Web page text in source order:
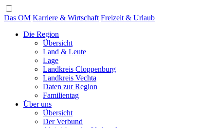
Das OM Karriere & Wirtschaft Freizeit & Urlaub
Die Region
Übersicht
Land & Leute
Lage
Landkreis Cloppenburg
Landkreis Vechta
Daten zur Region
Familientag
Über uns
Übersicht
Der Verbund